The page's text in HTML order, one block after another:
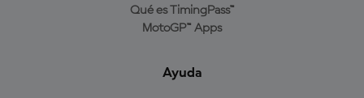
Qué es TimingPass™
MotoGP™ Apps
Ayuda